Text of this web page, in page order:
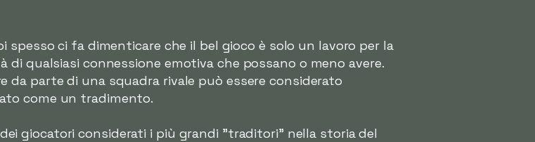
spesso ci fa dimenticare che il bel gioco è solo un lavoro per la
qualsiasi connessione emotiva che possano o meno avere.
da parte di una squadra rivale può essere considerato
come un tradimento.
giocatori considerati i più grandi "traditori" nella storia del